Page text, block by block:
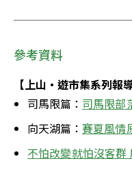
參考資料
【上山‧遊市集系列報導
司馬限篇： 司馬限部
向天湖篇： 賽夏風情
不怕改變就怕沒客